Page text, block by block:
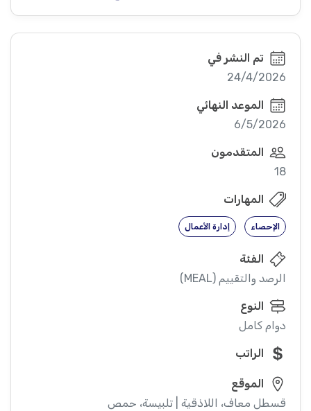
تم النشر في
24/4/2026
الموعد النهائي
6/5/2026
المتقدمون
18
المهارات
الإحصاء إدارة الأعمال
الفئة
الرصد والتقييم (MEAL)
النوع
دوام كامل
الراتب
الموقع
قسطل معاف، اللاذقية | تلبيسة، حمص